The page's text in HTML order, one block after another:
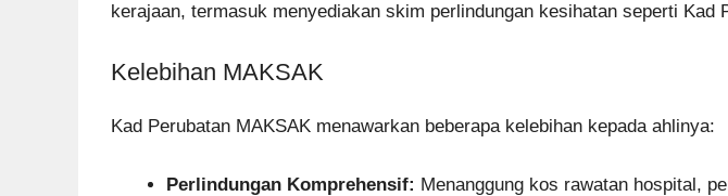
kerajaan, termasuk menyediakan skim perlindungan kesihatan seperti Kad
Kelebihan MAKSAK
Kad Perubatan MAKSAK menawarkan beberapa kelebihan kepada ahlinya:
Perlindungan Komprehensif: Menanggung kos rawatan hospital,